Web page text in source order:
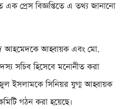
প্রেস বিজ্ঞপ্তিতে এ তথ্য জানানো
আহমেদকে আহ্বায়ক এবং মো.
সচিব হিসেবে মনোনীত করা
ইসলামকে সিনিয়র যুগ্ম আহ্বায়ক
গঠন করা হয়েছে।